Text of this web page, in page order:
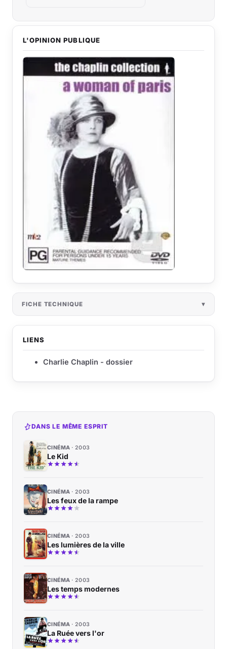
L'OPINION PUBLIQUE
FICHE TECHNIQUE
LIENS
Charlie Chaplin - dossier
DANS LE MÊME ESPRIT
CINÉMA 2003
Le Kid
CINÉMA 2003
Les feux de la rampe
CINÉMA 2003
Les lumières de la ville
CINÉMA 2003
Les temps modernes
CINÉMA 2003
La Ruée vers l'or